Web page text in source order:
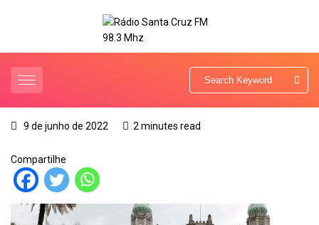
9 de junho de 2022 2 minutes read
Compartilhe